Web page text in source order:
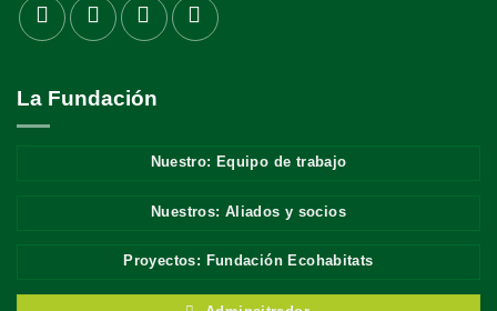
La Fundación
Nuestro: Equipo de trabajo
Nuestros: Aliados y socios
Proyectos: Fundación Ecohabitats